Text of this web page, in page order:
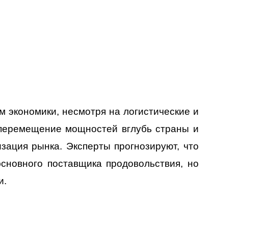
несмотря на логистические и
мощностей вглубь страны и
рынка. Эксперты прогнозируют, что
поставщика продовольствия, но